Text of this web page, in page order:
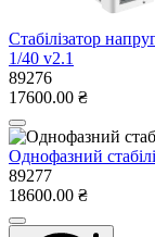
Стабілізатор
1/40 v2.1
89276
17600.00 ₴
Однофазний
89277
18600.00 ₴